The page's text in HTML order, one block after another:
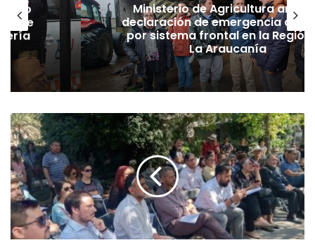
de
Ministerio de Agricultura
declaración de emergencia
por sistema frontal en la Región
La Araucanía
E
v
a
n
g
é
l
i
c